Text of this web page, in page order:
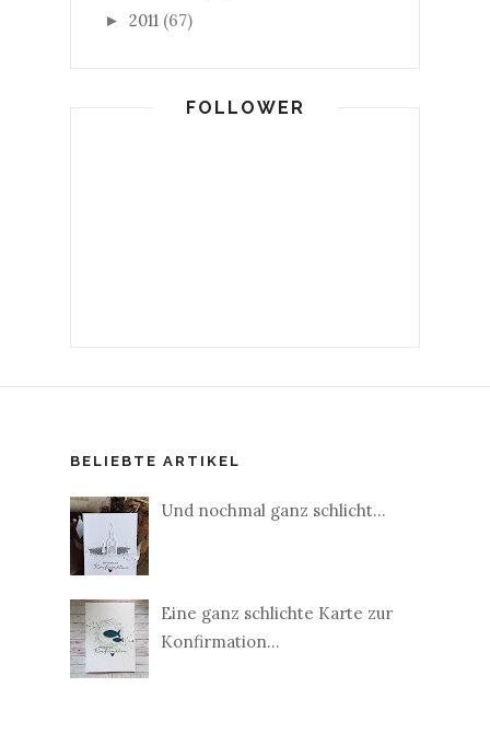
► 2011 (67)
FOLLOWER
BELIEBTE ARTIKEL
Und nochmal ganz schlicht...
Eine ganz schlichte Karte zur
Konfirmation...